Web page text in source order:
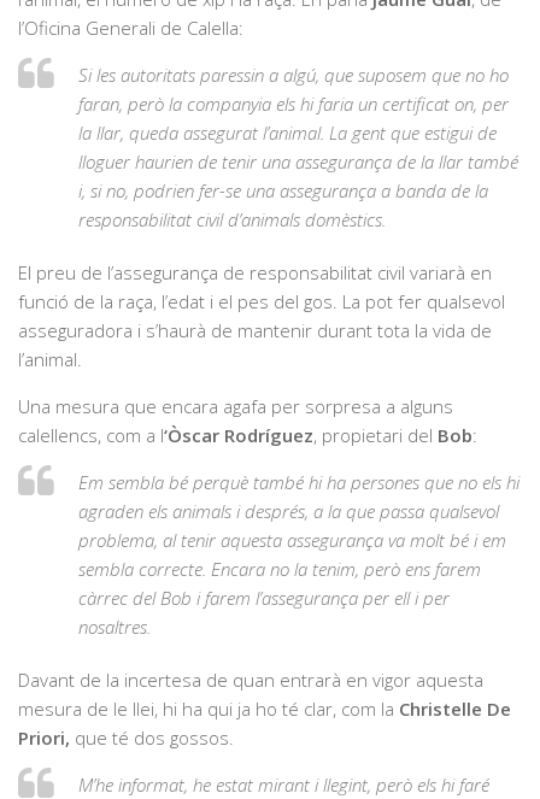
l’Oficina Generali de Calella:
Si les autoritats paressin a algú, que suposem que no ho
faran, però la companyia els hi faria un certificat on, per
la llar, queda assegurat l’animal. La gent que estigui de
lloguer haurien de tenir una assegurança de la llar també
i, si no, podrien fer-se una assegurança a banda de la
responsabilitat civil d’animals domèstics.
El preu de l’assegurança de responsabilitat civil variarà en
funció de la raça, l’edat i el pes del gos. La pot fer qualsevol
asseguradora i s’haurà de mantenir durant tota la vida de
l’animal.
Una mesura que encara agafa per sorpresa a alguns
calellencs, com a l‘Òscar Rodríguez, propietari del Bob:
Em sembla bé perquè també hi ha persones que no els hi
agraden els animals i després, a la que passa qualsevol
problema, al tenir aquesta assegurança va molt bé i em
sembla correcte. Encara no la tenim, però ens farem
càrrec del Bob i farem l’assegurança per ell i per
nosaltres.
Davant de la incertesa de quan entrarà en vigor aquesta
mesura de le llei, hi ha qui ja ho té clar, com la Christelle De
Priori, que té dos gossos.
M’he informat, he estat mirant i llegint, però els hi faré